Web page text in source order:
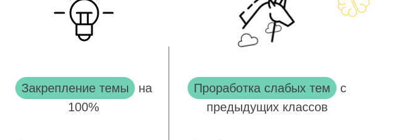
Закрепление темы на
100%
Проработка слабых тем
с
предыдущих классов